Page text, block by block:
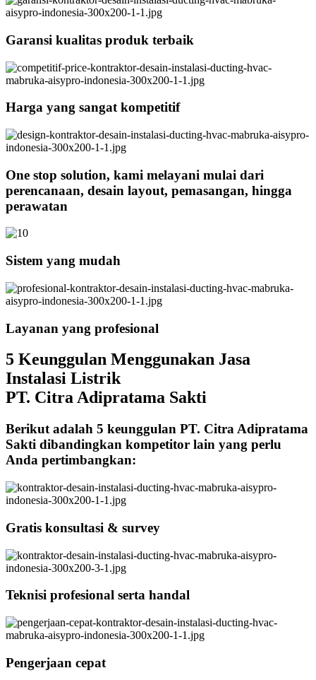
Garansi kualitas produk terbaik
Harga yang sangat kompetitif
One stop solution, kami melayani mulai dari
perencanaan, desain layout, pemasangan, hingga
perawatan
Sistem yang mudah
Layanan yang profesional
5 Keunggulan Menggunakan Jasa
Instalasi Listrik
PT. Citra Adipratama Sakti
Berikut adalah 5 keunggulan PT. Citra Adipratama
Sakti dibandingkan kompetitor lain yang perlu
Anda pertimbangkan:
Gratis konsultasi & survey
Teknisi profesional serta handal
Pengerjaan cepat